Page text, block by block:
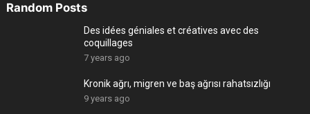
Random Posts
Des idées géniales et créatives avec des
coquillages
7 years ago
Kronik ağrı, migren ve baş ağrısı rahatsızlığı
9 years ago